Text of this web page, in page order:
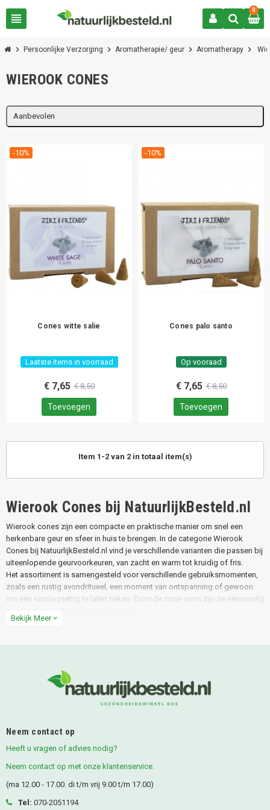
view_headline
0
chevron_right Persoonlijke Verzorging chevron_right Aromatherapie/ geur chevron_right Aromatherapy chevron_right
WIEROOK CONES
Aanbevolen
-10%
Cones witte salie
Laatste items in voorraad
€ 7,65 € 8,50
Toevoegen
-10%
Cones palo santo
Op vooraad
€ 7,65 € 8,50
Toevoegen
Item 1-2 van 2 in totaal item(s)
Wierook Cones bij NatuurlijkBesteld.nl
Wierook cones zijn een compacte en praktische manier om snel een
herkenbare geur en sfeer in huis te brengen. In de categorie Wierook
Cones bij NatuurlijkBesteld.nl vind je verschillende varianten die passen bij
uiteenlopende geurvoorkeuren, van zacht en warm tot kruidig of fris.
Het assortiment is samengesteld voor verschillende gebruiksmomenten,
zoals een rustig avondritueel, een moment van ontspanning of gewoon
om een ruimte prettig te laten ruiken. Door de cone-vorm zijn ze eenvoudig
je in korte tijd een duidelijke geurbeleving in een ruimte kunt creëren.
In vergelijking met wierookstokjes zijn cones vaak compact en branden
ze in één plek op. Met een geschikte houder gebruik je ze veilig en netjes,
Ons assortiment Wierook Cones-producten
Binnen het assortiment Wierook Cones bij NatuurlijkBesteld.nl vind je
cones met verschillende geurrichtingen en intensiteit. Zo kun je kiezen
voor een subtiele cone voor dagelijks gebruik, of juist een variant met een
vollere geur voor een meer uitgesproken geurmoment.
Wierook cones zijn goed te combineren met andere geurproducten. Denk
Bekijk Meerexpand_more
Neem contact op
Heeft u vragen of advies nodig?
Neem contact op met onze klantenservice.
(ma 12.00 - 17.00. di t/m vrij 9.00 t/m 17.00)
Tel: 070-2051194